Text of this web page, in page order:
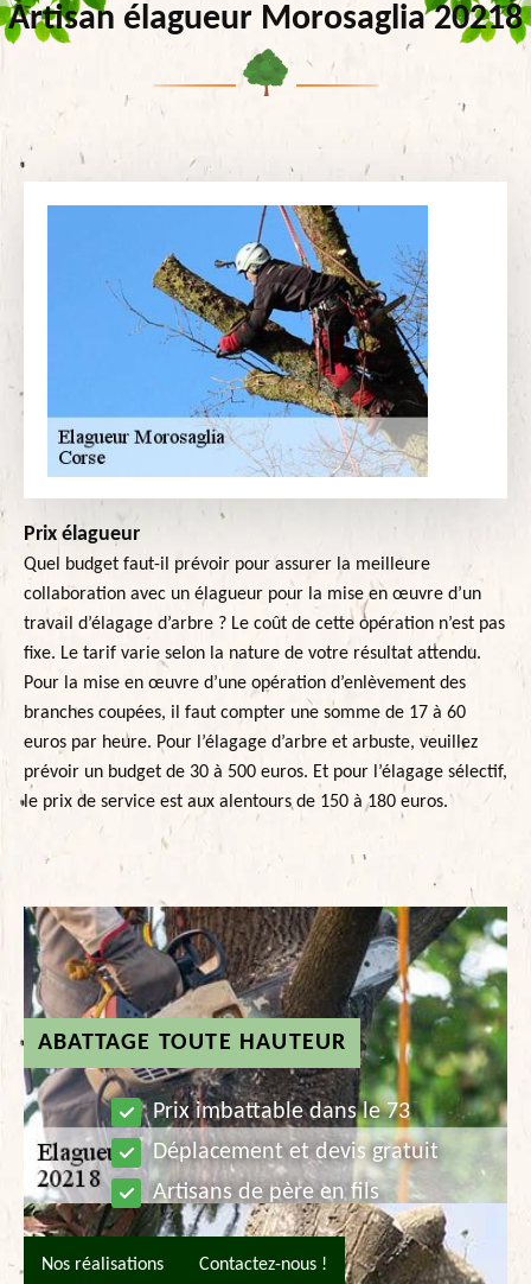
ABATTAGE TOUTE HAUTEUR
Prix imbattable dans le 73
Déplacement et devis gratuit
Artisans de père en fils
Nos réalisations Contactez-nous !
Artisan élagueur Morosaglia 20218
Prix élagueur
Quel budget faut-il prévoir pour assurer la meilleure
collaboration avec un élagueur pour la mise en œuvre d’un
travail d’élagage d’arbre ? Le coût de cette opération n’est pas
fixe. Le tarif varie selon la nature de votre résultat attendu.
Pour la mise en œuvre d’une opération d’enlèvement des
branches coupées, il faut compter une somme de 17 à 60
euros par heure. Pour l’élagage d’arbre et arbuste, veuillez
prévoir un budget de 30 à 500 euros. Et pour l’élagage sélectif,
le prix de service est aux alentours de 150 à 180 euros.